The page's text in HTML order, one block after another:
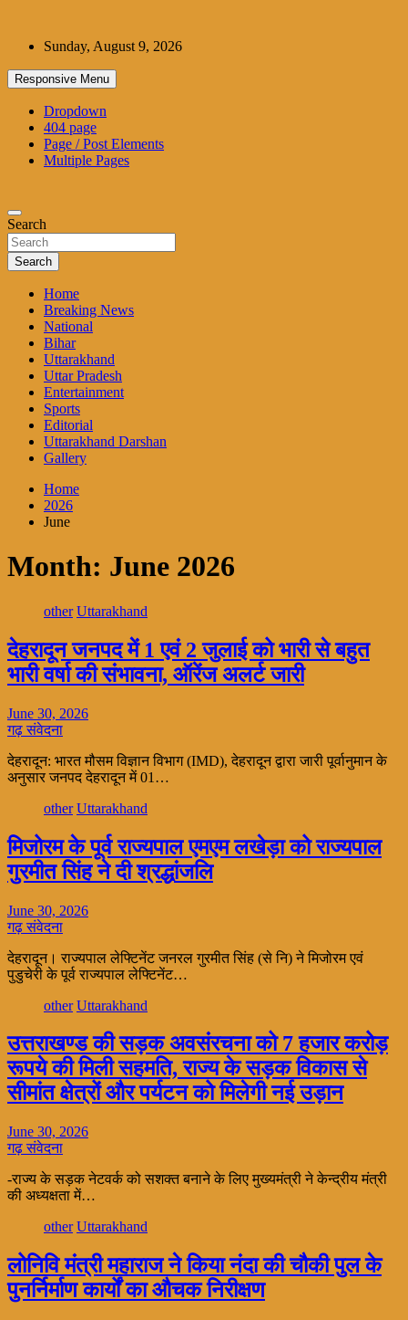
contentSunday, August 9, 2026
Responsive Menu
Dropdown
404 page
Page / Post Elements
Multiple Pages
Search
Search
Home
Breaking News
National
Bihar
Uttarakhand
Uttar Pradesh
Entertainment
Sports
Editorial
Uttarakhand Darshan
Gallery
Home
2026
June
Month: June 2026
other Uttarakhand
देहरादून जनपद में 1 एवं 2 जुलाई को भारी से बहुत
भारी वर्षा की संभावना, ऑरेंज अलर्ट जारी
June 30, 2026
गढ़ संवेदना
देहरादून: भारत मौसम विज्ञान विभाग (IMD), देहरादून द्वारा जारी पूर्वानुमान के
अनुसार जनपद देहरादून में 01…
other Uttarakhand
मिजोरम के पूर्व राज्यपाल एमएम लखेड़ा को राज्यपाल
गुरमीत सिंह ने दी श्रद्धांजलि
June 30, 2026
गढ़ संवेदना
देहरादून। राज्यपाल लेफ्टिनेंट जनरल गुरमीत सिंह (से नि) ने मिजोरम एवं
पुडुचेरी के पूर्व राज्यपाल लेफ्टिनेंट…
other Uttarakhand
उत्तराखण्ड की सड़क अवसंरचना को 7 हजार करोड़
रूपये की मिली सहमति, राज्य के सड़क विकास से
सीमांत क्षेत्रों और पर्यटन को मिलेगी नई उड़ान
June 30, 2026
गढ़ संवेदना
-राज्य के सड़क नेटवर्क को सशक्त बनाने के लिए मुख्यमंत्री ने केन्द्रीय मंत्री
की अध्यक्षता में…
other Uttarakhand
लोनिवि मंत्री महाराज ने किया नंदा की चौकी पुल के
पुनर्निर्माण कार्यों का औचक निरीक्षण